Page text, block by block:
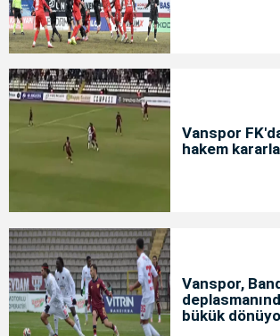
Vanspor
hakem
Vanspor,
bükük